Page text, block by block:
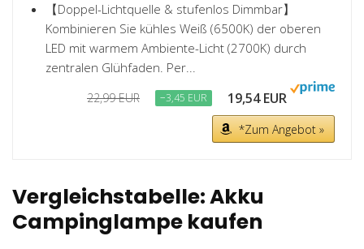
【Doppel-Lichtquelle & stufenlos Dimmbar】
Kombinieren Sie kühles Weiß (6500K) der oberen
LED mit warmem Ambiente-Licht (2700K) durch
zentralen Glühfaden. Per...
22,99 EUR −3,45 EUR 19,54 EUR
*Zum Angebot »
Vergleichstabelle: Akku
Campinglampe kaufen